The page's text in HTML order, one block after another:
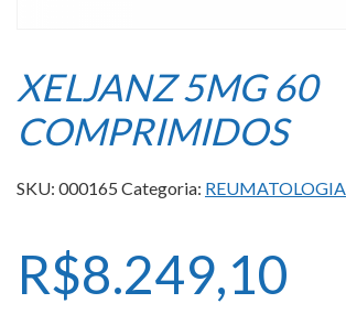
XELJANZ 5MG 60
COMPRIMIDOS
SKU: 000165 Categoria: REUMATOLOGIA
R$8.249,10